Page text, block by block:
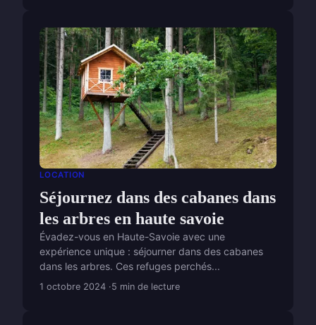
LOCATION
Séjournez dans des cabanes dans
les arbres en haute savoie
Évadez-vous en Haute-Savoie avec une
expérience unique : séjourner dans des cabanes
dans les arbres. Ces refuges perchés...
1 octobre 2024 5 min de lecture